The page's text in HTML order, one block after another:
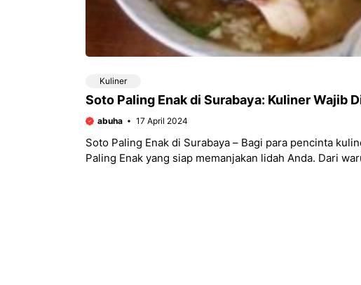
Kuliner
Soto Paling Enak di Surabaya: Kuliner Wajib
abuha 17 April 2024
Soto Paling Enak di Surabaya – Bagi para pencinta
Paling Enak yang siap memanjakan lidah Anda. Dari